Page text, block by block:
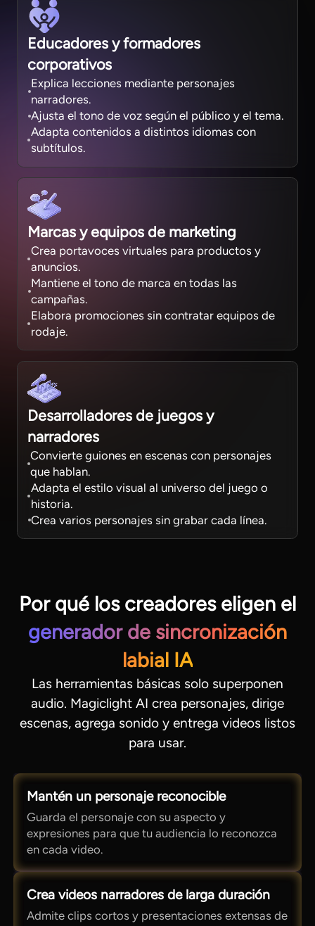
Educadores y formadores
corporativos
Explica lecciones mediante personajes
narradores.
Ajusta el tono de voz según el público y el tema.
Adapta contenidos a distintos idiomas con
subtítulos.
Marcas y equipos de marketing
Crea portavoces virtuales para productos y
anuncios.
Mantiene el tono de marca en todas las
campañas.
Elabora promociones sin contratar equipos de
rodaje.
Desarrolladores de juegos y
narradores
Convierte guiones en escenas con personajes
que hablan.
Adapta el estilo visual al universo del juego o
historia.
Crea varios personajes sin grabar cada línea.
Por qué los creadores eligen el
generador de sincronización
labial IA
Las herramientas básicas solo superponen
audio. Magiclight AI crea personajes, dirige
escenas, agrega sonido y entrega videos listos
para usar.
Mantén un personaje reconocible
Guarda el personaje con su aspecto y
expresiones para que tu audiencia lo reconozca
en cada video.
Crea videos narradores de larga duración
Admite clips cortos y presentaciones extensas de